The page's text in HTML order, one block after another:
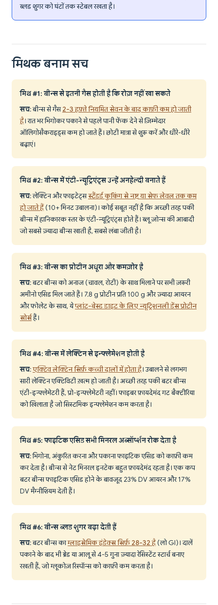
ब्लड शुगर को घंटों तक स्टेबल रखता है।
मिथक बनाम सच
मिथ #1: बीन्स से इतनी गैस होती है कि रोज़ नहीं खा सकते
सच: बीन्स से गैस2-3 हफ़्ते नियमित सेवन के बाद काफ़ी कम हो जाती
है। रात भर भिगोकर पकाने से पहले पानी फेंक देने से ज़िम्मेदार
ऑलिगोसैकराइड्स कम हो जाते हैं। छोटी मात्रा से शुरू करें और धीरे-धीरे
बढ़ाएं।
मिथ #2: बीन्स में एंटी-न्यूट्रिएंट्स उन्हें अनहेल्दी बनाते हैं
सच: लेक्टिन और फाइटेट्सस्टैंडर्ड कुकिंग से नष्ट या सेफ लेवल तक कम
हो जाते हैं (10+ मिनट उबालना)। कोई सबूत नहीं है कि अच्छी तरह पकी
बीन्स में हानिकारक स्तर के एंटी-न्यूट्रिएंट्स होते हैं। ब्लू ज़ोन्स की आबादी
जो सबसे ज़्यादा बीन्स खाती है, सबसे लंबा जीती है।
मिथ #3: बीन्स का प्रोटीन अधूरा और कमज़ोर है
सच: बटर बीन्स को अनाज (चावल, रोटी) के साथ मिलाने पर सभी ज़रूरी
अमीनो एसिड मिल जाते हैं। 7.8 g प्रोटीन प्रति 100 g और ज़्यादा आयरन
और फोलेट के साथ, येप्लांट-बेस्ड डाइट के लिए न्यूट्रिशनली डेंस प्रोटीन
सोर्सहैं।
मिथ #4: बीन्स में लेक्टिन से इन्फ्लेमेशन होती है
सच:एक्टिव लेक्टिन सिर्फ़ कच्ची दालों में होता है। उबालने से लगभग
सारी लेक्टिन एक्टिविटी ख़त्म हो जाती है। अच्छी तरह पकी बटर बीन्स
एंटी-इन्फ्लेमेटरी हैं, प्रो-इन्फ्लेमेटरी नहीं। फाइबर फ़ायदेमंद गट बैक्टीरिया
को खिलाता है जो सिस्टमिक इन्फ्लेमेशन कम करता है।
मिथ #5: फाइटिक एसिड सभी मिनरल अब्सॉर्प्शन रोक देता है
सच: भिगोना, अंकुरित करना और पकाना फाइटिक एसिड को काफ़ी कम
कर देता है। बीन्स से नेट मिनरल इनटेक बहुत फ़ायदेमंद रहता है। एक कप
बटर बीन्स फाइटिक एसिड होने के बावजूद 23% DV आयरन और 17%
DV मैग्नीशियम देती हैं।
मिथ #6: बीन्स ब्लड शुगर बढ़ा देती हैं
सच: बटर बीन्स काग्लाइसेमिक इंडेक्स सिर्फ़ 28-32 है (लो GI)। दालें
पकाने के बाद भी ब्रेड या आलू से 4-5 गुना ज़्यादा रेसिस्टेंट स्टार्च बनाए
रखती हैं, जो ग्लूकोज़ रिस्पॉन्स को काफ़ी कम करता है।